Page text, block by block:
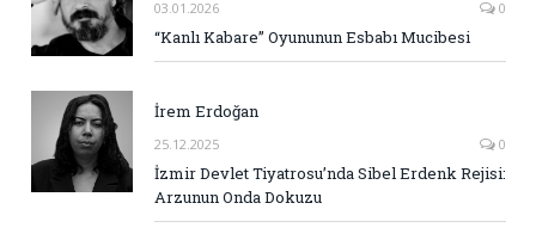
03.01.2026 0
“Kanlı Kabare” Oyununun Esbabı Mucibesi
İrem Erdoğan
25.12.2025 0
İzmir Devlet Tiyatrosu’nda Sibel Erdenk Rejisi:
Arzunun Onda Dokuzu